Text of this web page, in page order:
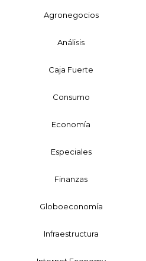
Agronegocios
Análisis
Caja Fuerte
Consumo
Economía
Especiales
Finanzas
Globoeconomía
Infraestructura